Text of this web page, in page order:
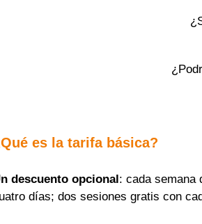
es la tarifa básica?
descuento opcional: cada semana
días; dos sesiones gratis con